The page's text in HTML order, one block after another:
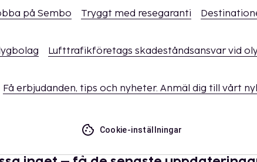
utökad rengöring och
handdukar tvättas i
på Sembo Tryggt med resegaranti
Lufttrafikföretags skadeståndsansvar vid
Få erbjudanden, tips och nyheter. Anmäl dig till vårt
Cookie-inställningar